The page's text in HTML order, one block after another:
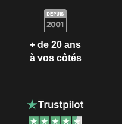
+ de 20 ans
à vos côtés